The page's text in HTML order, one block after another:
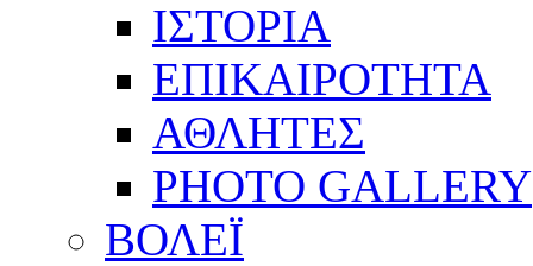
ΙΣΤΟΡΙΑ
ΕΠΙΚΑΙΡΟΤΗΤΑ
ΑΘΛΗΤΕΣ
PHOTO GALLERY
ΒΟΛΕΪ